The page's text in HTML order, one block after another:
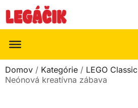
Domov / Kategórie / LEGO Classic
Neónová kreatívna zábava